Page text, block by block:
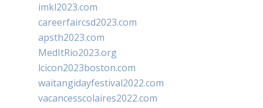
imkl2023.com
careerfaircsd2023.com
apsth2023.com
MedItRio2023.org
lcicon2023boston.com
waitangidayfestival2022.com
vacancesscolaires2022.com